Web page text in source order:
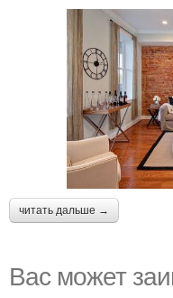
читать дальше →
Вас может